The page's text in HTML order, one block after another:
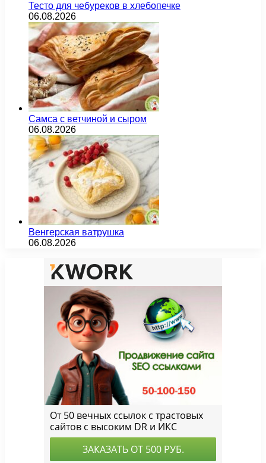
Тесто для чебуреков в хлебопечке
06.08.2026
Самса с ветчиной и сыром
06.08.2026
Венгерская ватрушка
06.08.2026